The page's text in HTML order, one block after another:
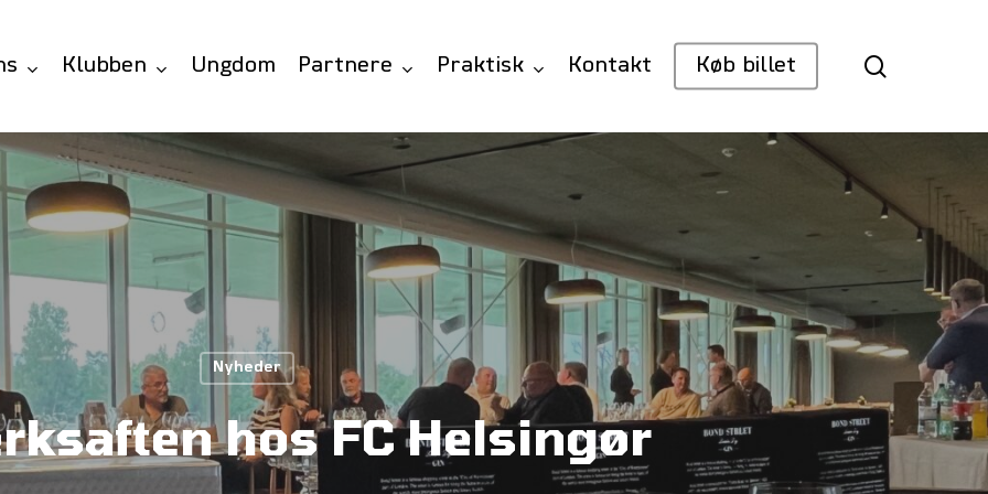
Klubben Ungdom Partnere Praktisk Kontakt Køb billet
Nyheder
hos FC Helsingør